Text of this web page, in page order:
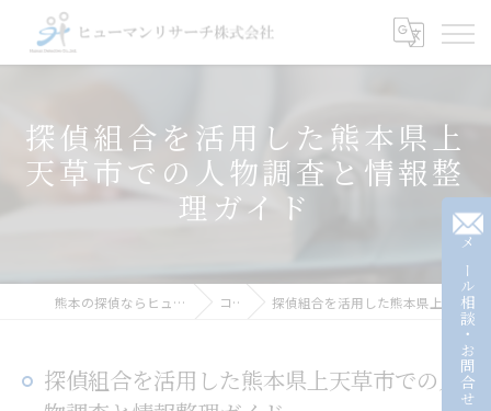
探偵組合を活用した熊本県上
天草市での人物調査と情報整
理ガイド
熊本の探偵ならヒューマンリサーチ株式会社 コラム 探偵組合を活用した熊本県上天草市での人物調査と情報整理ガイド
探偵組合を活用した熊本県上天草市での人 メール相談・お問合せ